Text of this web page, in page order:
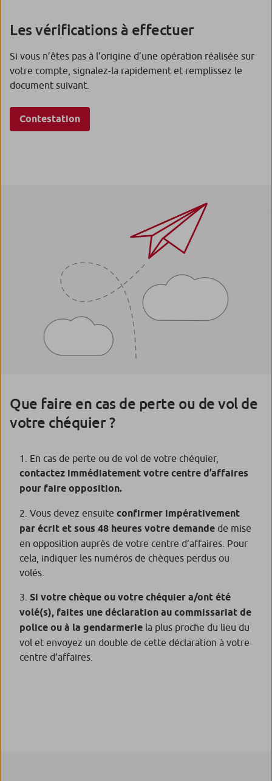
Les vérifications à effectuer
Si vous n’êtes pas à l’origine d’une opération réalisée sur
votre compte, signalez-la rapidement et remplissez le
document suivant.
Contestation
Que faire en cas de perte ou de vol de
votre chéquier ?
En cas de perte ou de vol de votre chéquier,
contactez immédiatement votre centre d’affaires
pour faire opposition.
Vous devez ensuite confirmer impérativement
par écrit et sous 48 heures votre demande de mise
en opposition auprès de votre centre d’affaires. Pour
cela, indiquer les numéros de chèques perdus ou
volés.
Si votre chèque ou votre chéquier a/ont été
volé(s), faites une déclaration au commissariat de
police ou à la gendarmerie la plus proche du lieu du
vol et envoyez un double de cette déclaration à votre
centre d’affaires.